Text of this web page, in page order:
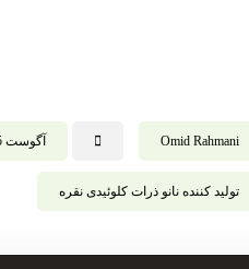
Omid Rahmani آگوست 5, 2020
تولید کننده نانو ذرات کلوئیدی نقره